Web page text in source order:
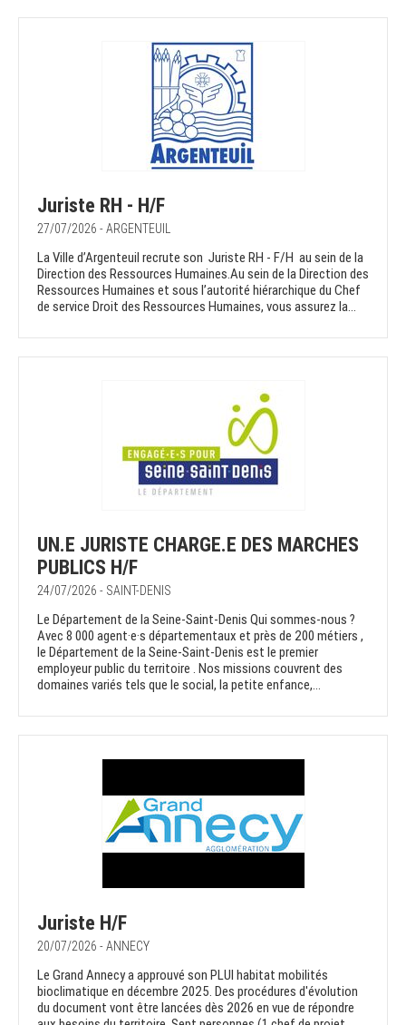
Juriste RH - H/F
27/07/2026 - ARGENTEUIL
La Ville d’Argenteuil recrute son Juriste RH - F/H au sein de la
Direction des Ressources Humaines.Au sein de la Direction des
Ressources Humaines et sous l’autorité hiérarchique du Chef
de service Droit des Ressources Humaines, vous assurez la...
UN.E JURISTE CHARGE.E DES MARCHES
PUBLICS H/F
24/07/2026 - SAINT-DENIS
Le Département de la Seine-Saint-Denis Qui sommes-nous ?
Avec 8 000 agent·e·s départementaux et près de 200 métiers ,
le Département de la Seine-Saint-Denis est le premier
employeur public du territoire . Nos missions couvrent des
domaines variés tels que le social, la petite enfance,...
Juriste H/F
20/07/2026 - ANNECY
Le Grand Annecy a approuvé son PLUI habitat mobilités
bioclimatique en décembre 2025. Des procédures d'évolution
du document vont être lancées dès 2026 en vue de répondre